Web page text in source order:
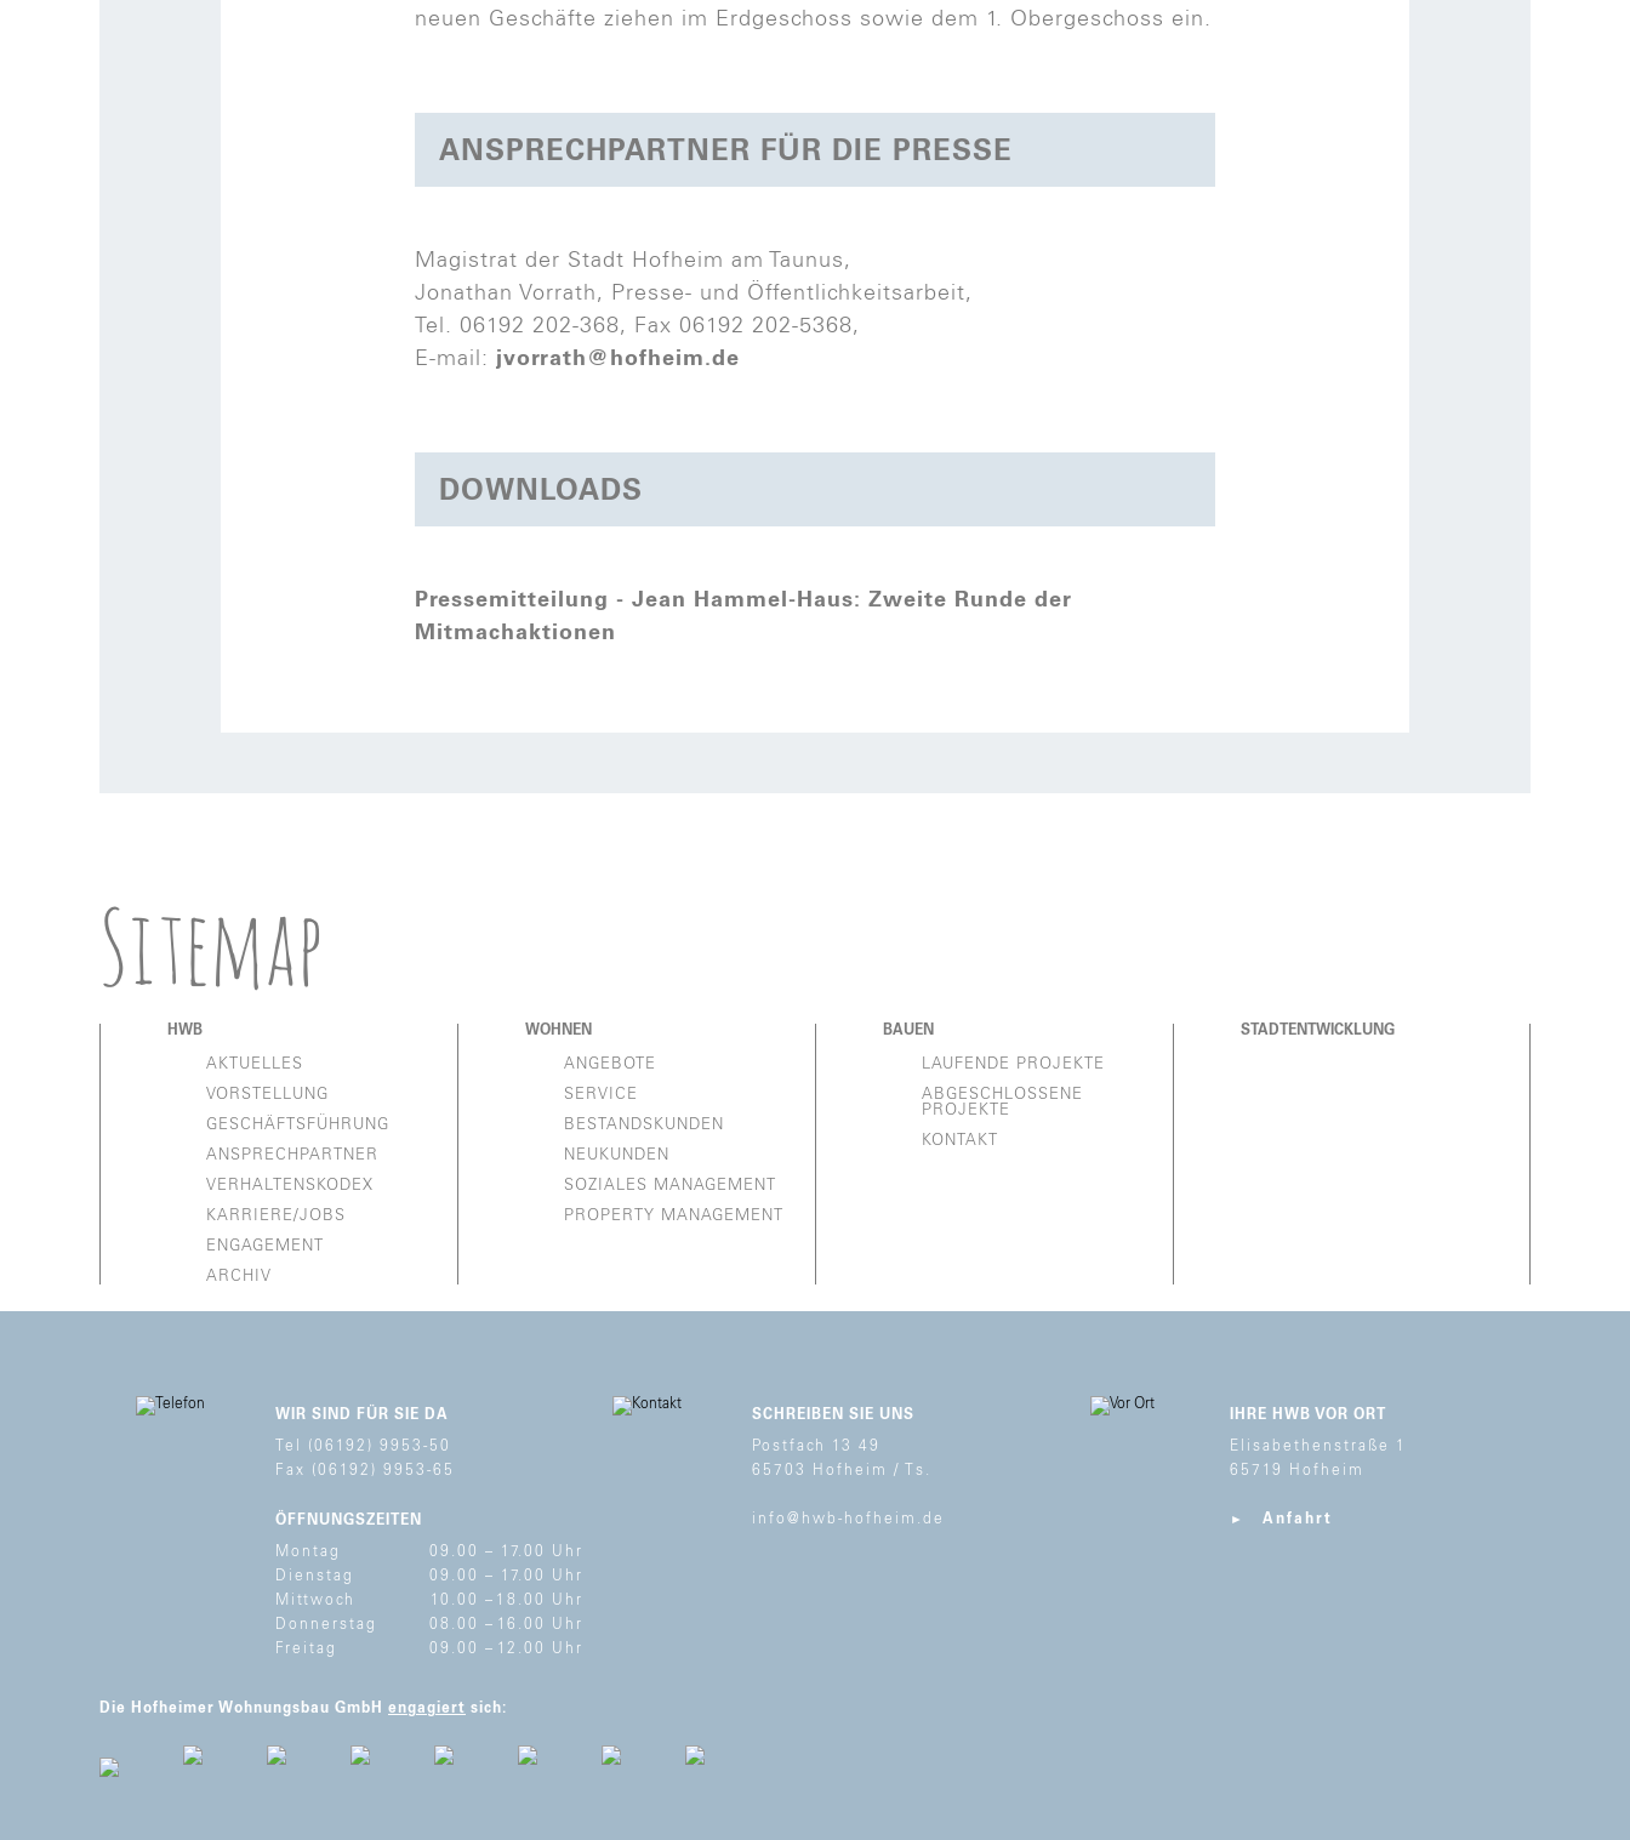
neuen Geschäfte ziehen im Erdgeschoss sowie dem 1. Obergeschoss ein.
ANSPRECHPARTNER FÜR DIE PRESSE
Magistrat der Stadt Hofheim am Taunus,
Jonathan Vorrath, Presse- und Öffentlichkeitsarbeit,
Tel. 06192 202-368, Fax 06192 202-5368,
E-mail: jvorrath@hofheim.de
DOWNLOADS
Pressemitteilung - Jean Hammel-Haus: Zweite Runde der
Mitmachaktionen
Sitemap
HWB
AKTUELLES
VORSTELLUNG
GESCHÄFTSFÜHRUNG
ANSPRECHPARTNER
VERHALTENSKODEX
KARRIERE/JOBS
ENGAGEMENT
ARCHIV
WOHNEN
ANGEBOTE
SERVICE
BESTANDSKUNDEN
NEUKUNDEN
SOZIALES MANAGEMENT
PROPERTY MANAGEMENT
BAUEN
LAUFENDE PROJEKTE
ABGESCHLOSSENE
PROJEKTE
KONTAKT
STADTENTWICKLUNG
WIR SIND FÜR SIE DA
Tel (06192) 9953-50
Fax (06192) 9953-65
ÖFFNUNGSZEITEN
Montag 09.00 –
17.00 Uhr
Dienstag
09.00 –
17.00 Uhr
Mittwoch
10.00 – 18.00 Uhr
Donnerstag
08.00 – 16.00 Uhr
Freitag
09.00 – 12.00 Uhr
SCHREIBEN SIE UNS
Postfach 13 49
65703 Hofheim / Ts.
info@hwb-hofheim.de
IHRE HWB VOR ORT
Elisabethenstraße 1
65719 Hofheim
Anfahrt
Die Hofheimer Wohnungsbau GmbH engagiert sich: